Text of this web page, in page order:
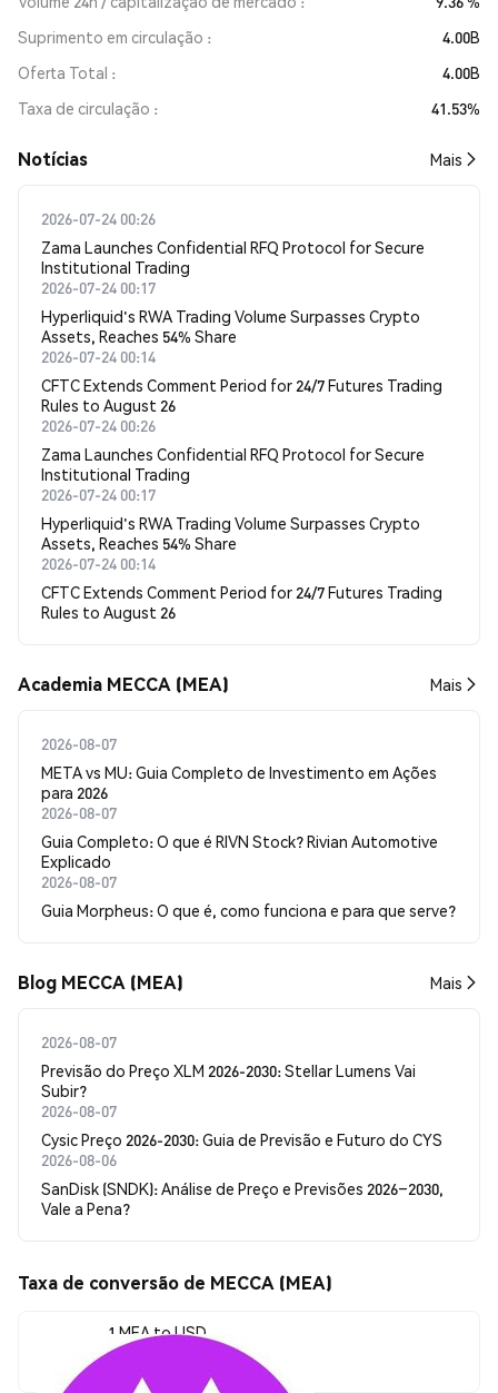
Suprimento em circulação
4.00B
Oferta Total
4.00B
Taxa de circulação
41.53%
​​Notícias​​ Mais
2026-07-24 00:26
Zama Launches Confidential RFQ Protocol for Secure
Institutional Trading
2026-07-24 00:17
Hyperliquid's RWA Trading Volume Surpasses Crypto
Assets, Reaches 54% Share
2026-07-24 00:14
CFTC Extends Comment Period for 24/7 Futures Trading
Rules to August 26
2026-07-24 00:26
Zama Launches Confidential RFQ Protocol for Secure
Institutional Trading
2026-07-24 00:17
Hyperliquid's RWA Trading Volume Surpasses Crypto
Assets, Reaches 54% Share
2026-07-24 00:14
CFTC Extends Comment Period for 24/7 Futures Trading
Rules to August 26
Academia MECCA (MEA) Mais
2026-08-07
META vs MU: Guia Completo de Investimento em Ações
para 2026
2026-08-07
Guia Completo: O que é RIVN Stock? Rivian Automotive
Explicado
2026-08-07
Guia Morpheus: O que é, como funciona e para que serve?
Blog MECCA (MEA) Mais
2026-08-07
Previsão do Preço XLM 2026-2030: Stellar Lumens Vai
Subir?
2026-08-07
Cysic Preço 2026-2030: Guia de Previsão e Futuro do CYS
2026-08-06
SanDisk (SNDK): Análise de Preço e Previsões 2026–2030,
Vale a Pena?
Taxa de conversão de MECCA (MEA)
1 MEA to USD
$0.00043594